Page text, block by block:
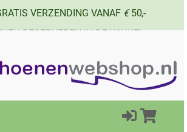
VERZENDING VANAF €50,-
RESERVEREN IN DE WINKEL